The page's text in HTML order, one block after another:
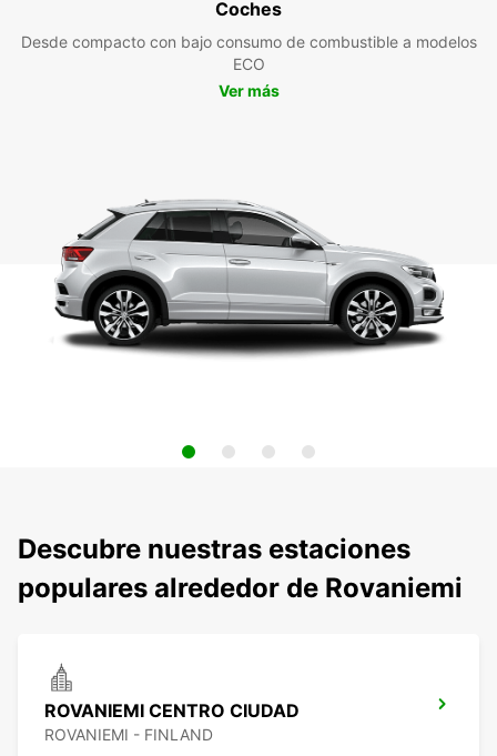
Coches
Desde compacto con bajo consumo de combustible a modelos
ECO
Ver más
Descubre nuestras estaciones
populares alrededor de Rovaniemi
ROVANIEMI CENTRO CIUDAD
ROVANIEMI - FINLAND